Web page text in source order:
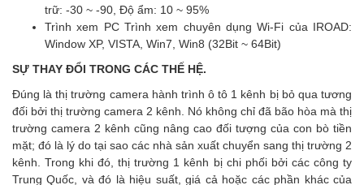
trữ: -30 ~ -90, Độ ẩm: 10 ~ 95%
Trình xem PC Trình xem chuyên dụng Wi-Fi của IROAD:
Window XP, VISTA, Win7, Win8 (32Bit ~ 64Bit)
SỰ THAY ĐỔI TRONG CÁC THẾ HỆ.
Đúng là thị trường camera hành trình ô tô 1 kênh bị bỏ qua tương
đối bởi thị trường camera 2 kênh. Nó không chỉ đã bão hòa mà thị
trường camera 2 kênh cũng nâng cao đối tượng của con bò tiền
mặt; đó là lý do tại sao các nhà sản xuất chuyển sang thị trường 2
kênh. Trong khi đó, thị trường 1 kênh bị chi phối bởi các công ty
Trung Quốc, và đó là hiệu suất, giá cả hoặc các phần khác của